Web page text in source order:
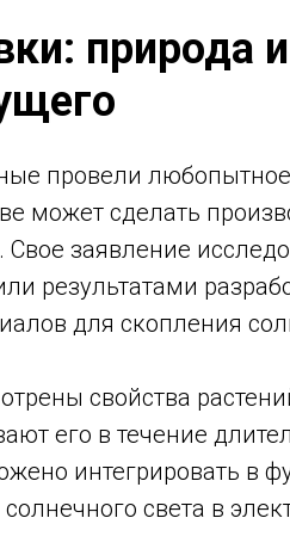
природа
провели
может сделать
заявление
результатами
для скопления
свойства
его в течение
интегрировать в
света в